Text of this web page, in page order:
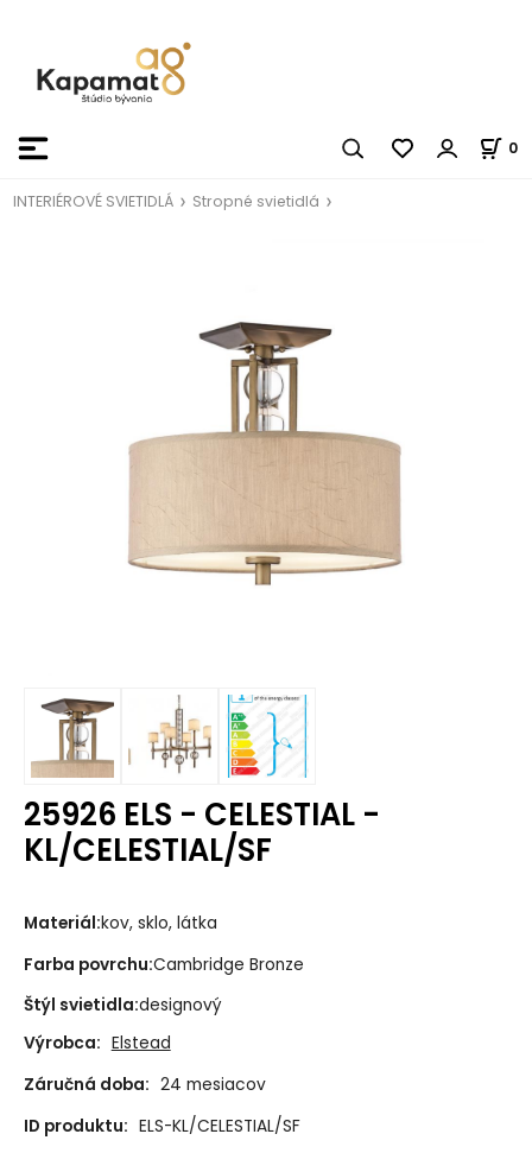
0
INTERIÉROVÉ SVIETIDLÁ Stropné svietidlá
25926 ELS - CELESTIAL -
KL/CELESTIAL/SF
Materiál:kov, sklo, látka
Farba povrchu:Cambridge Bronze
Štýl svietidla:designový
Výrobca: Elstead
Záručná doba: 24 mesiacov
ID produktu: ELS-KL/CELESTIAL/SF